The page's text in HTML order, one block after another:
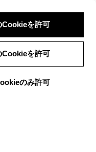
Cookieを許可
Cookieを許可
のみ許可